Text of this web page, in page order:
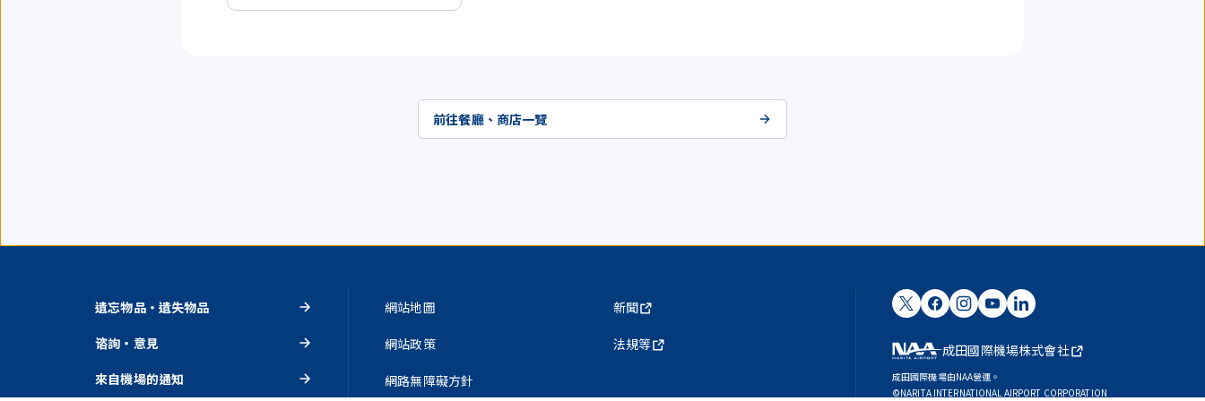
到
前往餐廳、商店一覽
遺忘物品・遺失物品
谘詢・意見
來自機場的通知
網站地圖
網站政策
網路無障礙方針
新聞
法規等 成田國際機場株式會社
成田國際機場由NAA營運。
©NARITA INTERNATIONAL AIRPORT CORPORATION